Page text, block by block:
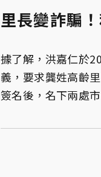
里長變詐騙
據了解，洪嘉仁於
義，要求龔姓高齡
簽名後，名下兩處